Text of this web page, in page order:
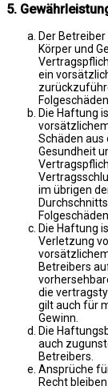
5.
Der
Körper und
ein
Die Haftung
Schäden aus
Gesundheit
im übrigen
Die Haftung
Verletzung
Betreibers
die
gilt auch für
Gewinn.
Die
auch
Betreibers.
Ansprüche
Recht